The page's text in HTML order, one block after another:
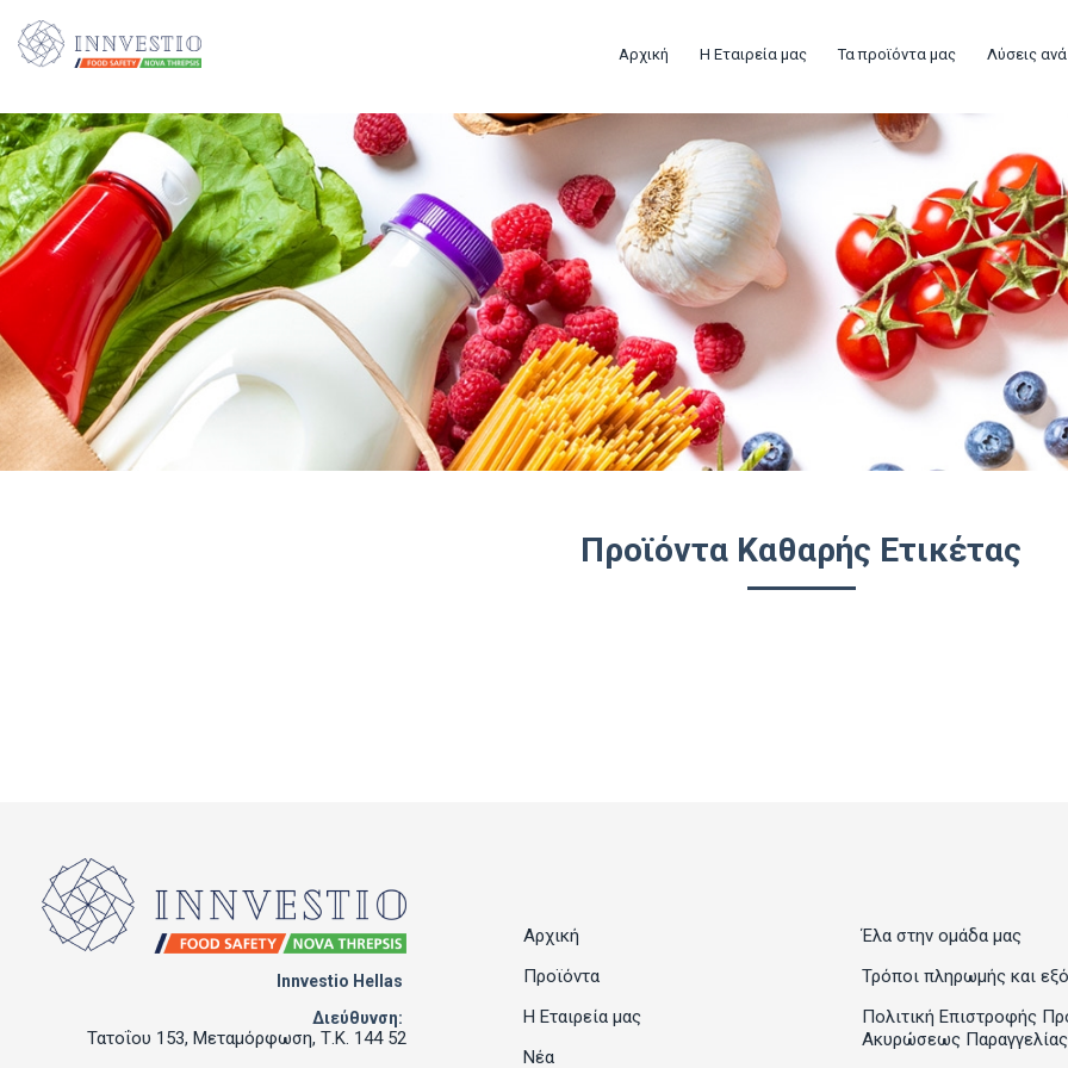
Αρχική Η Εταιρεία μας Τα προϊόντα μας Λύσεις
Προϊόντα Καθαρής Ετικέτας
Innvestio Hellas
Διεύθυνση:
Τατοΐου 153, Μεταμόρφωση, Τ.Κ. 144 52
Αρχική
Προϊόντα
Η Εταιρεία μας
Νέα
Έλα στην ομάδα μας
Τρόποι πληρωμής και
Πολιτική Επιστροφής
Ακυρώσεως Παραγγελίας